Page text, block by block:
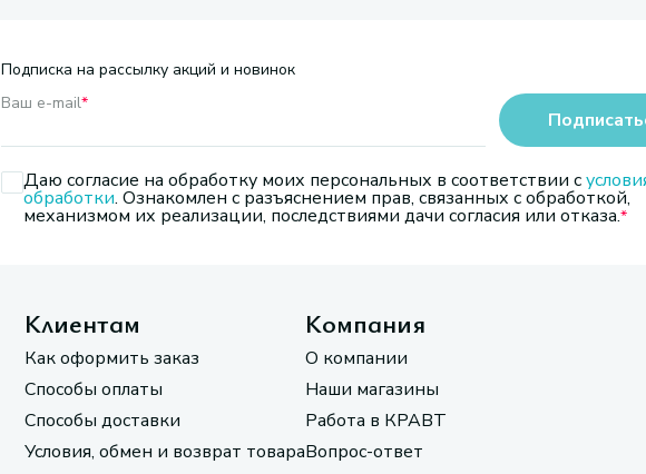
Подписка на рассылку акций и новинок
Ваш e-mail*
Даю согласие на обработку моих персональных в соответствии с
обработки. Ознакомлен с разъяснением прав, связанных с обработкой,
механизмом их реализации, последствиями дачи согласия или отказа.
Клиентам
Как оформить заказ
Способы оплаты
Способы доставки
Условия, обмен и возврат товара
Компания
О компании
Наши магазины
Работа в КРАВТ
Вопрос-ответ